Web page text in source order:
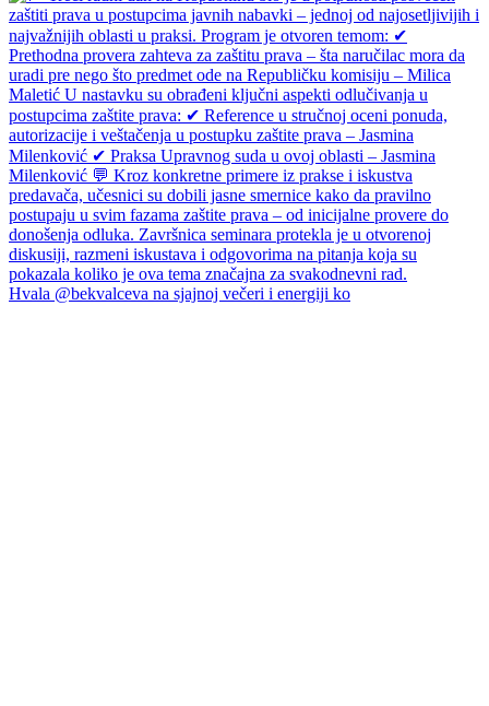
Hvala @bekvalceva na sjajnoj večeri i energiji ko